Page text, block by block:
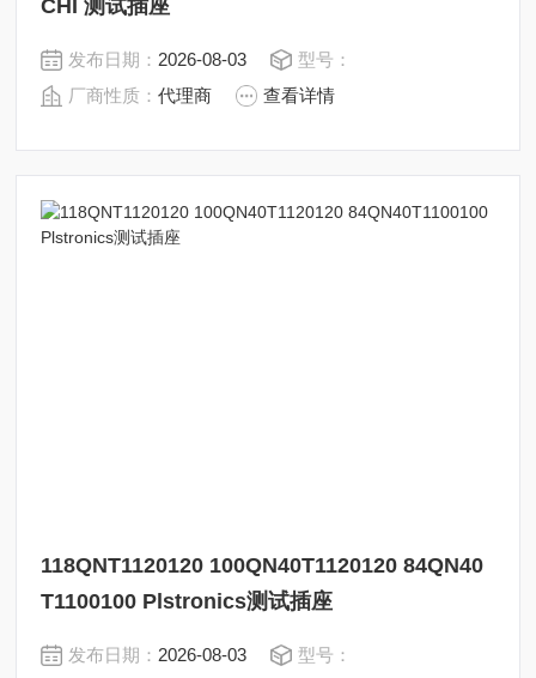
CHI 测试插座
发布日期： 2026-08-03
型号：
厂商性质：代理商 查看详情
118QNT1120120 100QN40T1120120 84QN40
T1100100 Plstronics测试插座
发布日期： 2026-08-03 型号：